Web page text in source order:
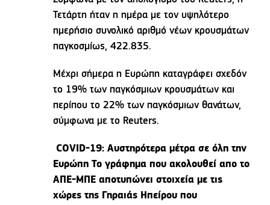
Τετάρτη ήταν η ημέρα με τον υψηλότερο
ημερήσιο συνολικό αριθμό νέων κρουσμάτων
παγκοσμίως, 422.835.
Μέχρι σήμερα η Ευρώπη καταγράφει σχεδόν
το 19% των παγκόσμιων κρουσμάτων και
περίπου το 22% των παγκόσμιων θανάτων,
σύμφωνα με το Reuters.
COVID-19: Αυστηρότερα μέτρα σε όλη την
Ευρώπη Το γράφημα που ακολουθεί απο το
ΑΠΕ-ΜΠΕ αποτυπώνει στοιχεία με τις
χώρες της Γηραιάς Ηπείρου που